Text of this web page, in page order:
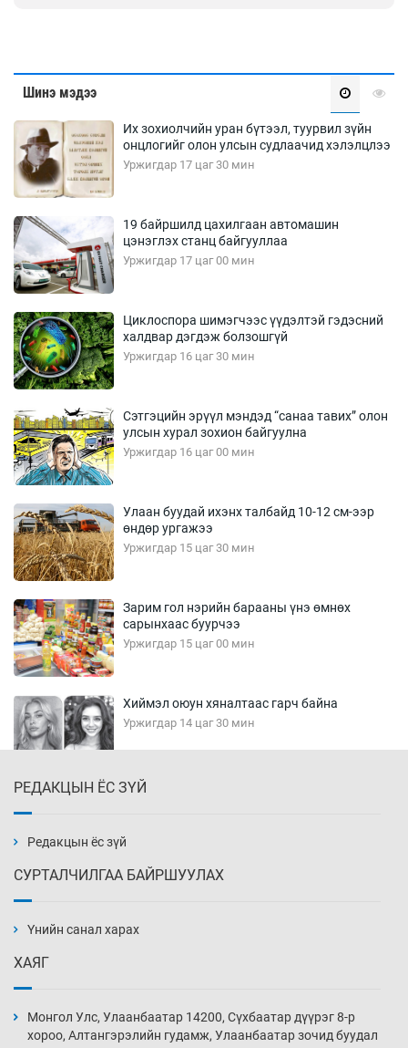
Шинэ мэдээ
Их зохиолчийн уран бүтээл, туурвил зүйн
онцлогийг олон улсын судлаачид хэлэлцлээ
Уржигдар 17 цаг 30 мин
19 байршилд цахилгаан автомашин
цэнэглэх станц байгууллаа
Уржигдар 17 цаг 00 мин
Циклоспора шимэгчээс үүдэлтэй гэдэсний
халдвар дэгдэж болзошгүй
Уржигдар 16 цаг 30 мин
Сэтгэцийн эрүүл мэндэд “санаа тавих” олон
улсын хурал зохион байгуулна
Уржигдар 16 цаг 00 мин
Улаан буудай ихэнх талбайд 10-12 см-ээр
өндөр ургажээ
Уржигдар 15 цаг 30 мин
Зарим гол нэрийн барааны үнэ өмнөх
сарынхаас буурчээ
Уржигдар 15 цаг 00 мин
Хиймэл оюун хяналтаас гарч байна
Уржигдар 14 цаг 30 мин
Уржигдар 14 цаг 00 мин
нэмэгджээ
Уржигдар 13 цаг 30 мин
РЕДАКЦЫН ЁС ЗҮЙ
Редакцын ёс зүй
СУРТАЛЧИЛГАА БАЙРШУУЛАХ
Үнийн санал харах
ХАЯГ
Монгол Улс, Улаанбаатар 14200, Сүхбаатар дүүрэг 8-р
хороо, Алтангэрэлийн гудамж, Улаанбаатар зочид буудал